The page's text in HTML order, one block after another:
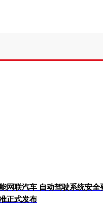
能网联汽车 自动驾驶系统安全
正式发布